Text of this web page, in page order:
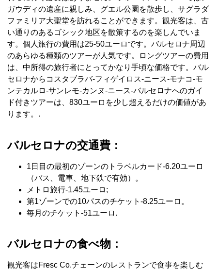
ガウディの遺産に親しみ、グエル公園を散歩し、サグラダ
ファミリア大聖堂を訪れることができます。観光客は、古
い通りのあるゴシック地区を散策するのを楽しんでいま
す。個人旅行の費用は25-50ユーロです。バルセロナ周辺
のあらゆる種類のツアーが人気です。ロングツアーの費用
は、中所得の旅行者にとってかなり手頃な価格です。バル
セロナからコスタブラバ-フィゲイロス-ニース-モナコ-モ
ンテカルロ-サンレモ-カンヌ-ニース-バルセロナへのガイ
ド付きツアーは、830ユーロを少し超えるだけの価値があ
ります。.
バルセロナの交通費：
1日目の最初のゾーンのトラベルカード-6.20ユーロ
（バス、電車、地下鉄で有効）。
メトロ旅行-1.45ユーロ;
第1ゾーンでの10パスのチケット-8.25ユーロ。
毎月のチケット-51ユーロ.
バルセロナの食べ物：
観光客はFresc Co.チェーンのレストランで食事を楽しむ